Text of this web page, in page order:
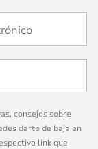
consejos sobre
darte de baja en
link que